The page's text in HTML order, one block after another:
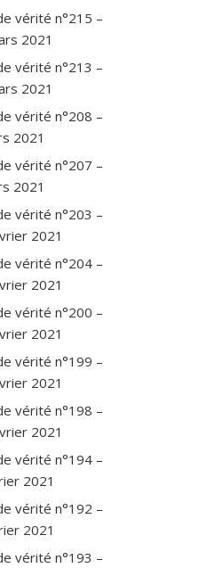
vérité n°215 –
2021
vérité n°213 –
2021
vérité n°208 –
2021
vérité n°207 –
2021
vérité n°203 –
2021
vérité n°204 –
2021
vérité n°200 –
2021
vérité n°199 –
2021
vérité n°198 –
2021
vérité n°194 –
2021
vérité n°192 –
2021
vérité n°193 –